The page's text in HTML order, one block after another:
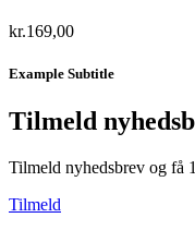
kr.169,00
Example Subtitle
Tilmeld
Tilmeld nyhedsbrev og få
Tilmeld